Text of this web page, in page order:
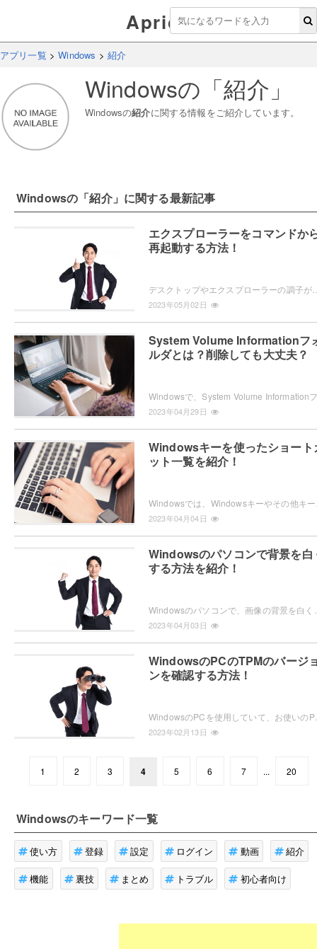
Aprico
アプリ一覧 >Windows > 紹介
Windowsの「紹介 」
Windowsの紹介に関する情報をご紹介しています。
Windowsの「紹介」に関する最新記事
エクスプローラーをコマンドか
再起動する方法！
2023年05月02日
System Volume Informationフ
ルダとは？削除しても大丈夫？
2023年04月29日
Windowsキーを使ったショート
ット一覧を紹介！
2023年04月04日
Windowsのパソコンで背景を白
する方法を紹介！
2023年04月03日
WindowsのPCのTPMのバージ
ンを確認する方法！
WindowsのPCを使用していて、お使いのPC
2023年02月13日
1 2 3 4 5 6 7 ... 20
Windowsのキーワード一覧
使い方 登録 設定 ログイン 動画 紹介
機能 裏技 まとめ トラブル 初心者向け